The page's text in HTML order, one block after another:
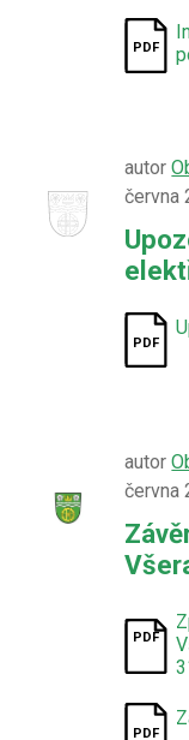
autor
června
autor
června